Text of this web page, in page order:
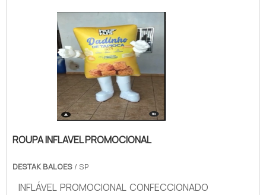
ROUPA INFLAVEL PROMOCIONAL
DESTAK BALOES / SP
INFLÁVEL PROMOCIONAL CONFECCIONADO